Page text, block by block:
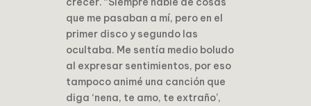
que me pasaban a mí, pero en el
primer disco y segundo las
ocultaba. Me sentía medio boludo
al expresar sentimientos, por eso
tampoco animé una canción que
diga ‘nena, te amo, te extraño’,